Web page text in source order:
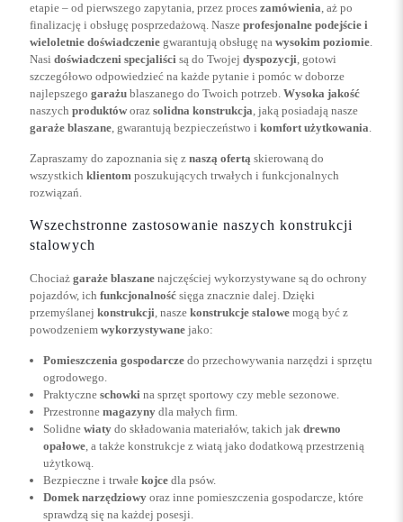
etapie – od pierwszego zapytania, przez proces zamówienia, aż po
finalizację i obsługę posprzedażową. Nasze profesjonalne podejście i
wieloletnie doświadczenie gwarantują obsługę na wysokim poziomie.
Nasi doświadczeni specjaliści są do Twojej dyspozycji, gotowi
szczegółowo odpowiedzieć na każde pytanie i pomóc w doborze
najlepszego garażu blaszanego do Twoich potrzeb. Wysoka jakość
naszych produktów oraz solidna konstrukcja, jaką posiadają nasze
garaże blaszane, gwarantują bezpieczeństwo i komfort użytkowania.
Zapraszamy do zapoznania się z naszą ofertą skierowaną do
wszystkich klientom poszukujących trwałych i funkcjonalnych
rozwiązań.
Wszechstronne zastosowanie naszych konstrukcji
stalowych
Chociaż garaże blaszane najczęściej wykorzystywane są do ochrony
pojazdów, ich funkcjonalność sięga znacznie dalej. Dzięki
przemyślanej konstrukcji, nasze konstrukcje stalowe mogą być z
powodzeniem wykorzystywane jako:
Pomieszczenia gospodarcze do przechowywania narzędzi i sprzętu
ogrodowego.
Praktyczne schowki na sprzęt sportowy czy meble sezonowe.
Przestronne magazyny dla małych firm.
Solidne wiaty do składowania materiałów, takich jak drewno
opałowe, a także konstrukcje z wiatą jako dodatkową przestrzenią
użytkową.
Bezpieczne i trwałe kojce dla psów.
Domek narzędziowy oraz inne pomieszczenia gospodarcze, które
sprawdzą się na każdej posesji.